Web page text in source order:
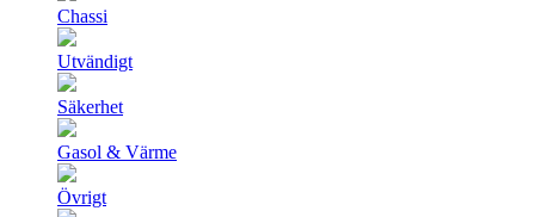
Chassi
Utvändigt
Säkerhet
Gasol & Värme
Övrigt